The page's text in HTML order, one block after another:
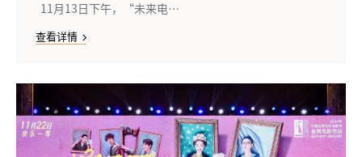
11月13日下午，“未来电…
查看详情